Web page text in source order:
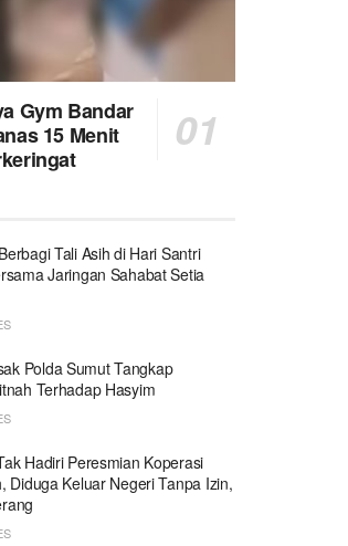
Gym Bandar
15 Menit
Tali Asih di Hari Santri
Jaringan Sahabat Setia
Polda Sumut Tangkap
Terhadap Hasyim
Hadiri Peresmian Koperasi
Diduga Keluar Negeri Tanpa Izin,